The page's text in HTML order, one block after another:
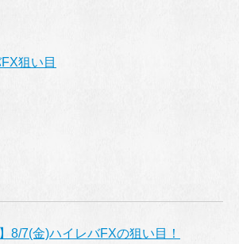
狙い目
8/7(金)ハイレバFXの狙い目！